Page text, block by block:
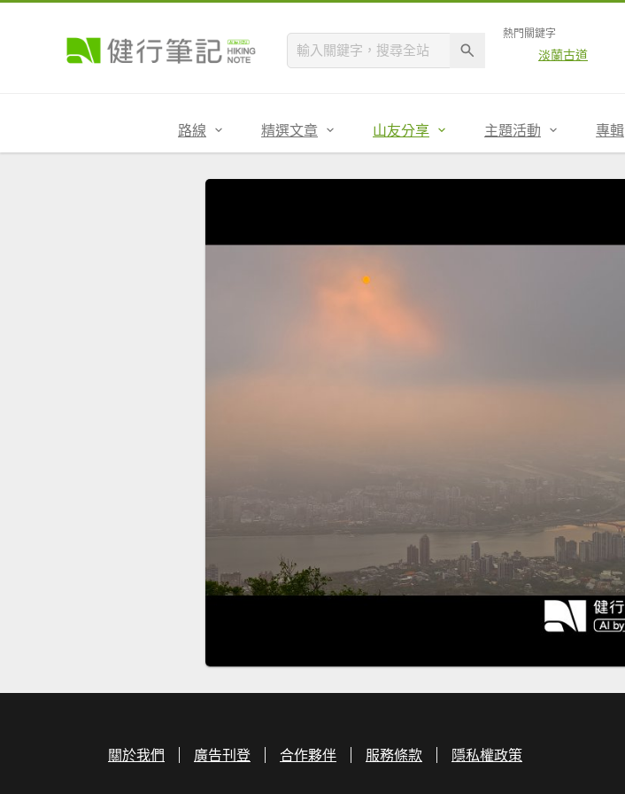
熱門關鍵字
淡蘭古道
路線 精選文章 山友分享 主題活動 專輯
關於我們 廣告刊登 合作夥伴 服務條款 隱私權政策